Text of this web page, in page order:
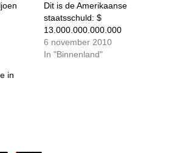
Dit is de Amerikaanse
staatsschuld: $
13.000.000.000.000
6 november 2010
In "Binnenland"
in